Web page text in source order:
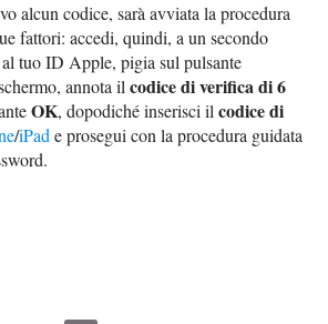
alcun codice, sarà avviata la procedura
fattori: accedi, quindi, a un secondo
tuo ID Apple, pigia sul pulsante
annota ilcodice di verifica di 6
OK, dopodiché inserisci ilcodice di
/iPade prosegui con la procedura guidata